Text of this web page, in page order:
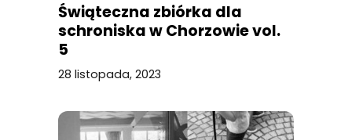
Świąteczna zbiórka dla
schroniska w Chorzowie vol.
5
28 listopada, 2023